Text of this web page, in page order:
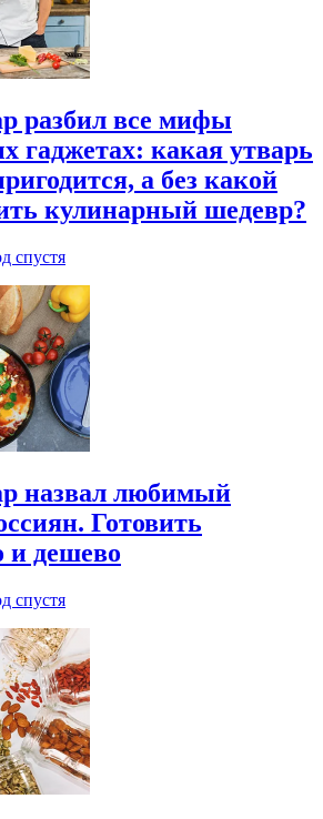
разбил все мифы
гаджетах: какая утварь
а без какой
кулинарный шедевр?
спустя
назвал любимый
Готовить
и дешево
спустя